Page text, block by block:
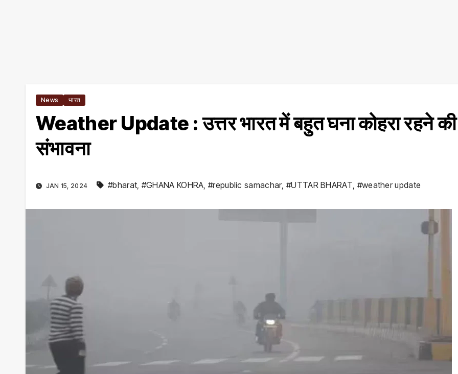
News भारत
Weather Update : उत्तर भारत में बहुत घना कोहरा रहने की
संभावना
JAN 15, 2024 #bharat, #GHANA KOHRA,#republic samachar,#UTTAR BHARAT, #weather update